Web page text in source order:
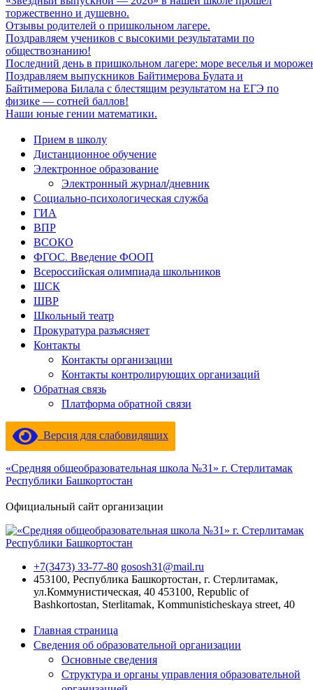
торжественно и душевно.
Отзывы родителей о пришкольном лагере.
Поздравляем учеников с высокими результатами по
обществознанию!
Последний день в пришкольном лагере: море веселья и
Поздравляем выпускников Байтимерова Булата и
Байтимерова Билала с блестящим результатом на ЕГЭ по
физике — сотней баллов!
Наши юные гении математики.
Прием в школу
Дистанционное обучение
Электронное образование
Электронный журнал/дневник
Социально-психологическая служба
ГИА
ВПР
ВСОКО
ФГОС. Введение ФООП
Всероссийская олимпиада школьников
ШСК
ШВР
Школьный театр
Прокуратура разъясняет
Контакты
Контакты организации
Контакты контролирующих организаций
Обратная связь
Платформа обратной связи
Версия для слабовидящих
«Средняя общеобразовательная школа №31» г. Стерлитамак
Республики Башкортостан
Официальный сайт организации
+7(3473) 33-77-80 gososh31@mail.ru
453100, Республика Башкортостан, г. Стерлитамак,
ул.Коммунистическая, 40 453100, Republic of
Bashkortostan, Sterlitamak, Kommunisticheskaya street, 40
Главная страница
Сведения об образовательной организации
Основные сведения
Структура и органы управления образовательной